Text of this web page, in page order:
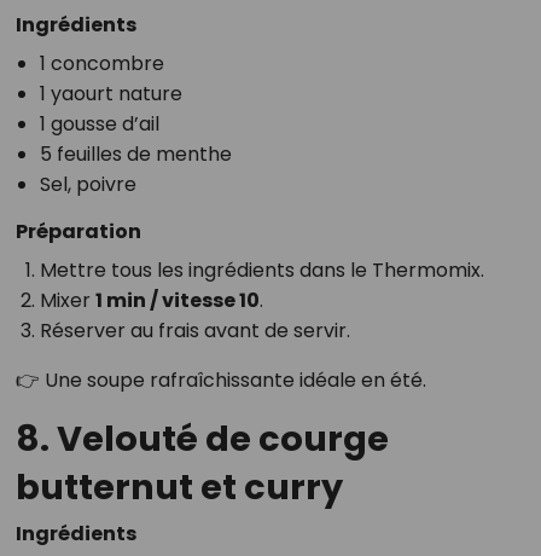
Ingrédients
1 concombre
1 yaourt nature
1 gousse d’ail
5 feuilles de menthe
Sel, poivre
Préparation
Mettre tous les ingrédients dans le Thermomix.
Mixer 1 min / vitesse 10.
Réserver au frais avant de servir.
👉 Une soupe rafraîchissante idéale en été.
8. Velouté de courge
butternut et curry
Ingrédients